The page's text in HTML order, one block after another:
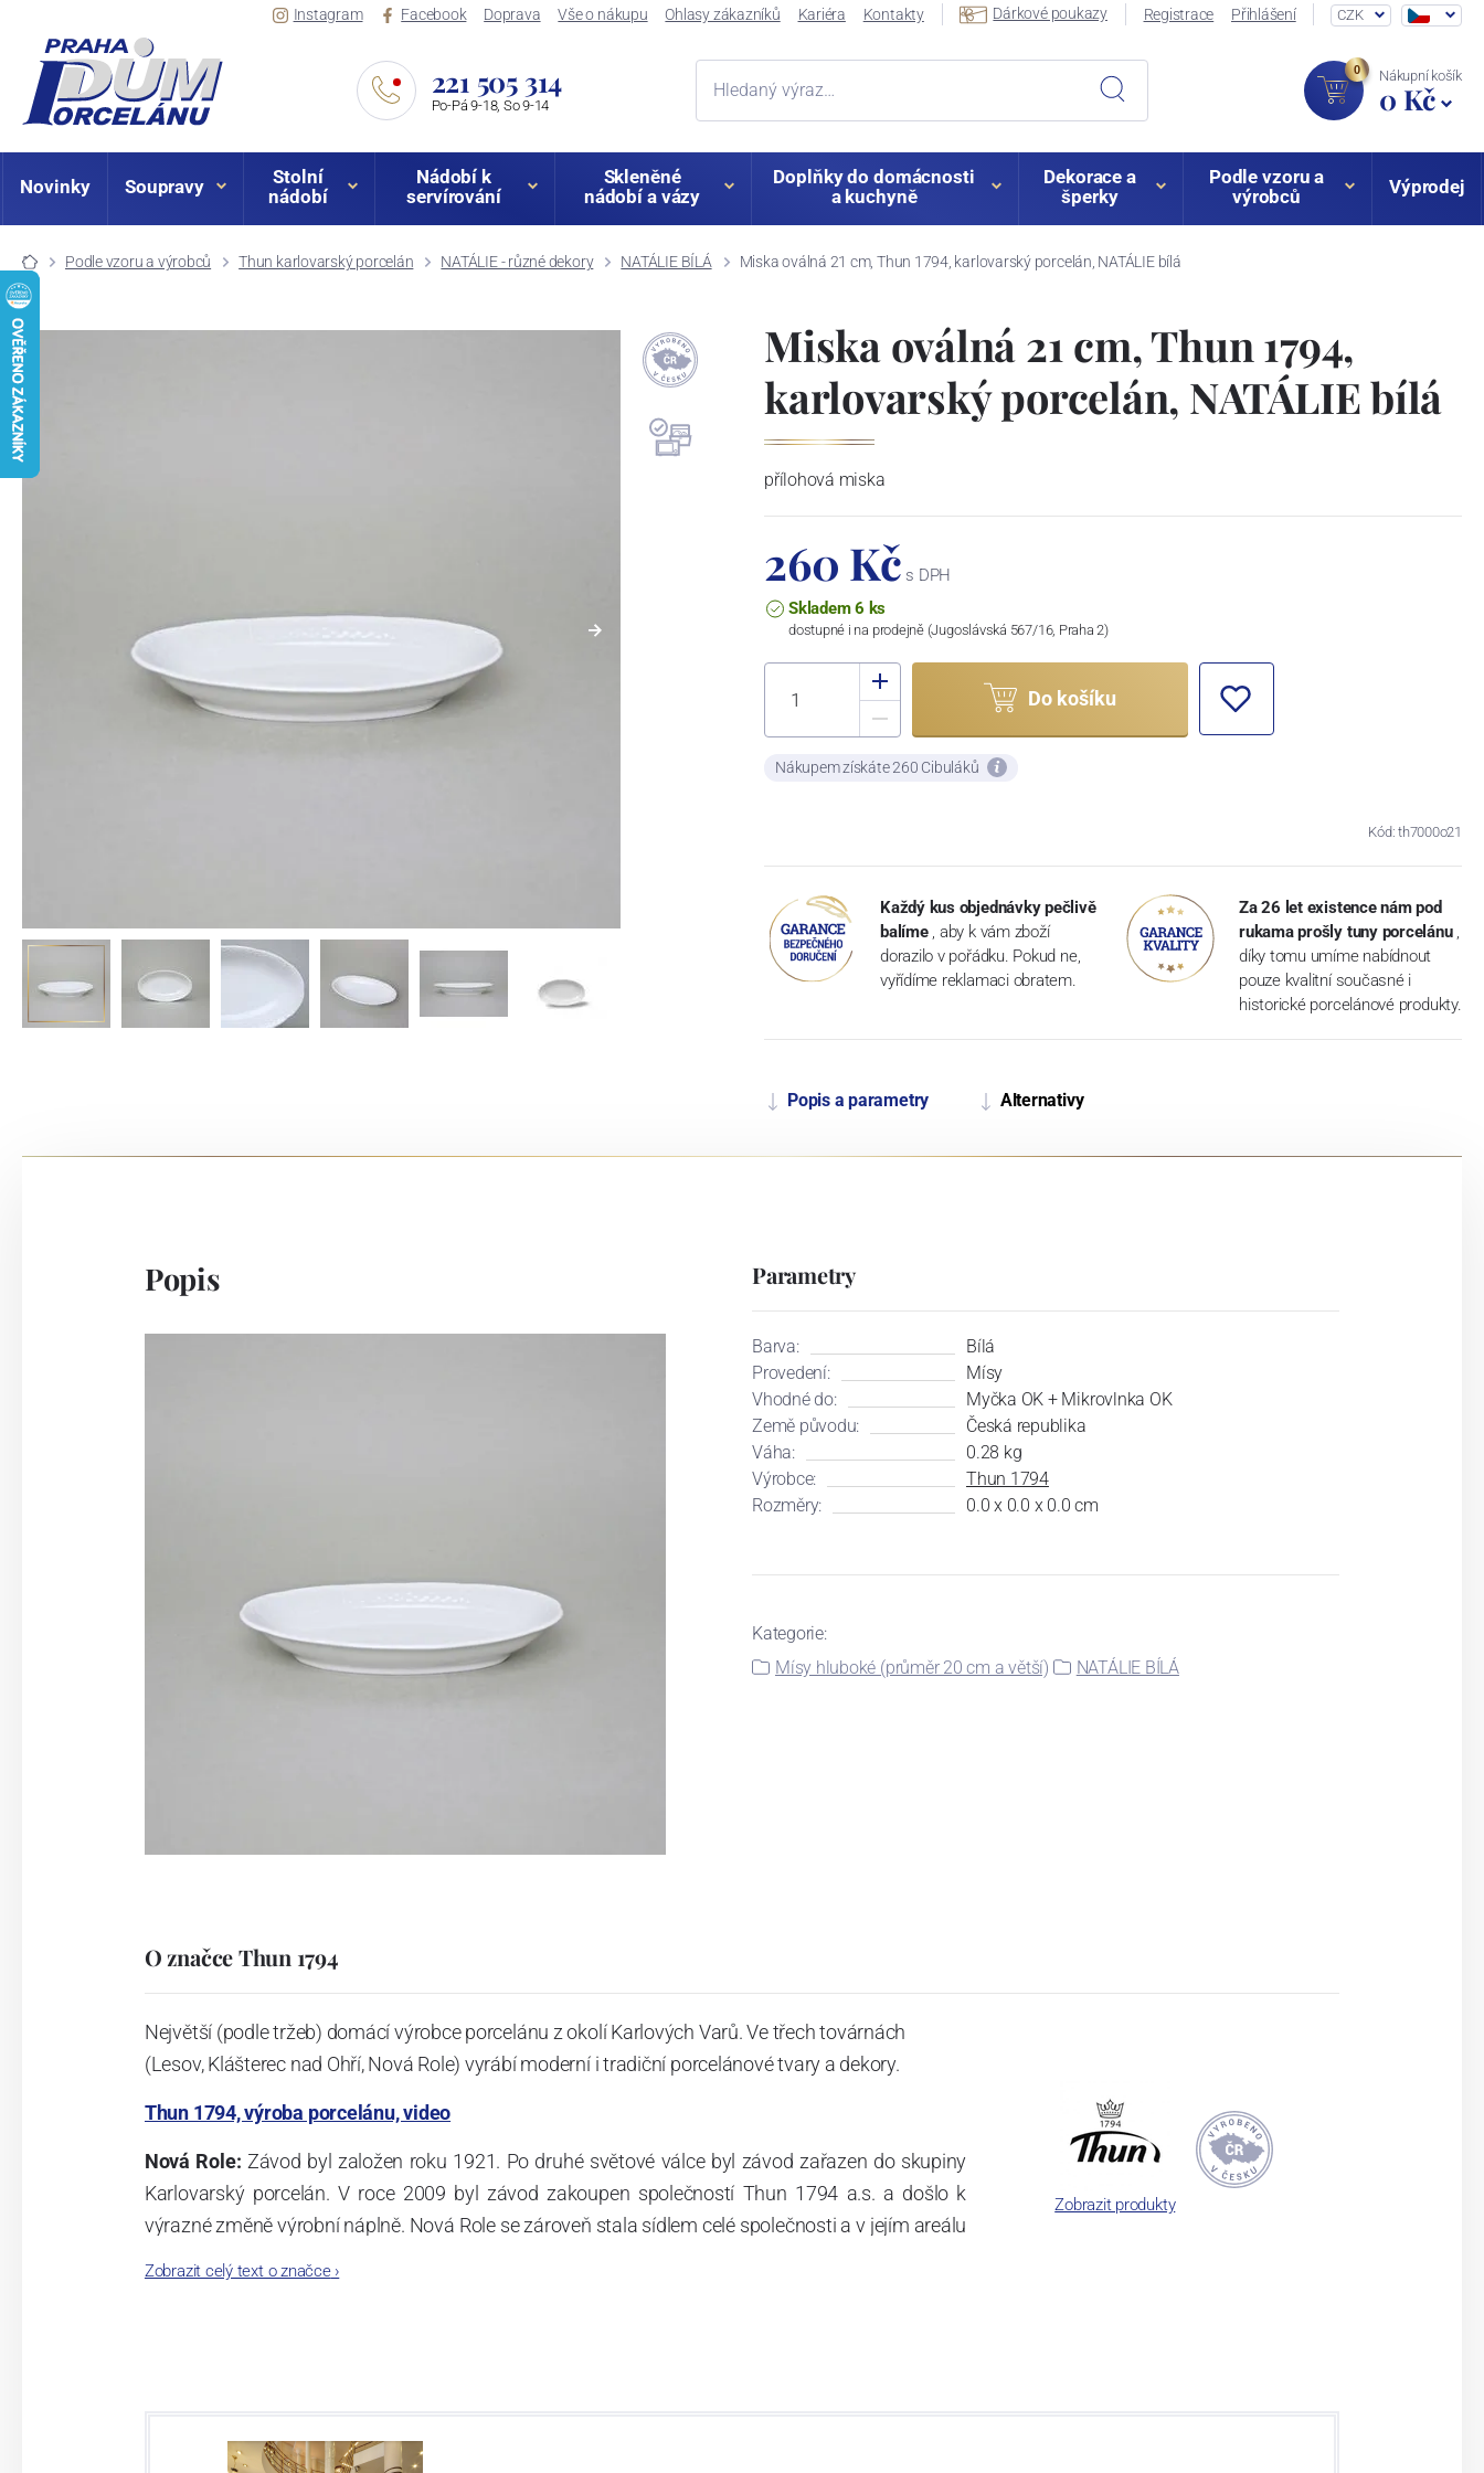
Instagram Facebook Doprava Vše o nákupu Ohlasy zákazníků Kariéra Kontakty Dárkové poukazy Registrace Přihlášení CZK
221 505 314
Po-Pá 9-18, So 9-14
0 Nákupní košík
0 Kč
Novinky Soupravy
Stolní
nádobí
Nádobí k
servírování
Skleněné
nádobí a vázy
Doplňky do domácnosti
a kuchyně
Dekorace a
šperky
Podle vzoru a
výrobců
Výprodej
Podle vzoru a výrobců Thun karlovarský porcelán NATÁLIE - různé dekory NATÁLIE BÍLÁ Miska oválná 21 cm, Thun 1794, karlovarský porcelán, NATÁLIE bílá
Miska oválná 21 cm, Thun 1794,
karlovarský porcelán, NATÁLIE bílá
přílohová miska
260 Kč s DPH
Skladem 6 ks
dostupné i na prodejně (Jugoslávská 567/16, Praha 2)
Do košíku
Nákupem získáte 260 Cibuláků
Kód: th7000o21
Každý kus objednávky pečlivě
balíme , aby k vám zboží
dorazilo v pořádku. Pokud ne,
vyřídíme reklamaci obratem.
Za 26 let existence nám pod
rukama prošly tuny porcelánu ,
díky tomu umíme nabídnout
pouze kvalitní současné i
historické porcelánové produkty.
Popis a parametry Alternativy
Popis Parametry
Barva:
Bílá
Provedení:
Mísy
Vhodné do:
Myčka OK + Mikrovlnka OK
Země původu:
Česká republika
Váha:
0.28 kg
Výrobce:
Thun 1794
Rozměry:
0.0 x 0.0 x 0.0 cm
Kategorie:
Mísy hluboké (průměr 20 cm a větší)
NATÁLIE BÍLÁ
O značce Thun 1794
Největší (podle tržeb) domácí výrobce porcelánu z okolí Karlových Varů. Ve třech továrnách
(Lesov, Klášterec nad Ohří, Nová Role) vyrábí moderní i tradiční porcelánové tvary a dekory.
Thun 1794, výroba porcelánu, video
Nová Role: Závod byl založen roku 1921. Po druhé světové válce byl závod zařazen do skupiny
Karlovarský porcelán. V roce 2009 byl závod zakoupen společností Thun 1794 a.s. a došlo k
výrazné změně výrobní náplně. Nová Role se zároveň stala sídlem celé společnosti a v jejím areálu
Zobrazit celý text o značce›
Zobrazit produkty